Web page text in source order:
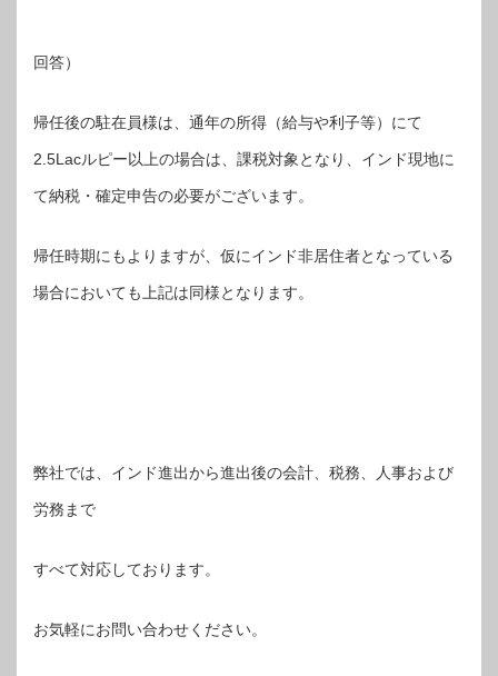
回答）
帰任後の駐在員様は、通年の所得（給与や利子等）にて
2.5Lacルピー以上の場合は、課税対象となり、インド現地に
て納税・確定申告の必要がございます。
帰任時期にもよりますが、仮にインド非居住者となっている
場合においても上記は同様となります。
弊社では、インド進出から進出後の会計、税務、人事および
労務まで
すべて対応しております。
お気軽にお問い合わせください。